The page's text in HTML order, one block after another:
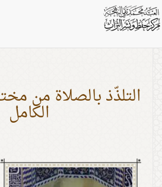
بطاقات: النحل
التلذّذ بالصلاة من
الكامل